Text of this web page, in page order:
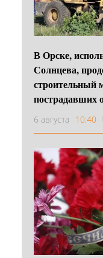
В Орске,
Солнцева,
строительный
пострадавших
6 августа 10:40